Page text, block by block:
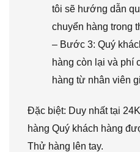
tôi sẽ hướng dẫn
chuyển hàng trong
– Bước 3: Quý
hàng còn lại và phí
hàng từ nhân viên
Đặc biệt: Duy nhất tại
hàng Quý khách hàng
Thử hàng lên tay.